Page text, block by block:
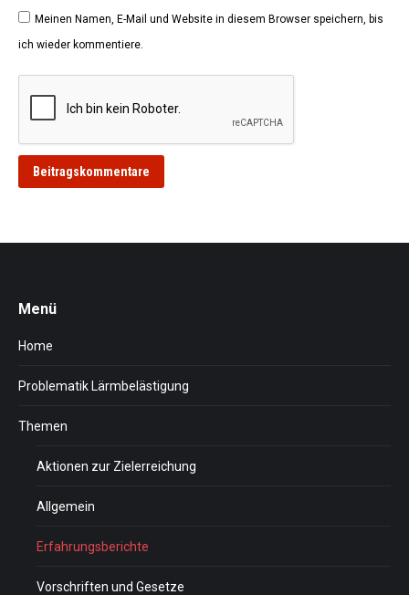
Meinen Namen, E-Mail und Website in diesem Browser speichern, bis
ich wieder kommentiere.
Beitragskommentare
Menü
Home
Problematik Lärmbelästigung
Themen
Aktionen zur Zielerreichung
Allgemein
Erfahrungsberichte
Vorschriften und Gesetze